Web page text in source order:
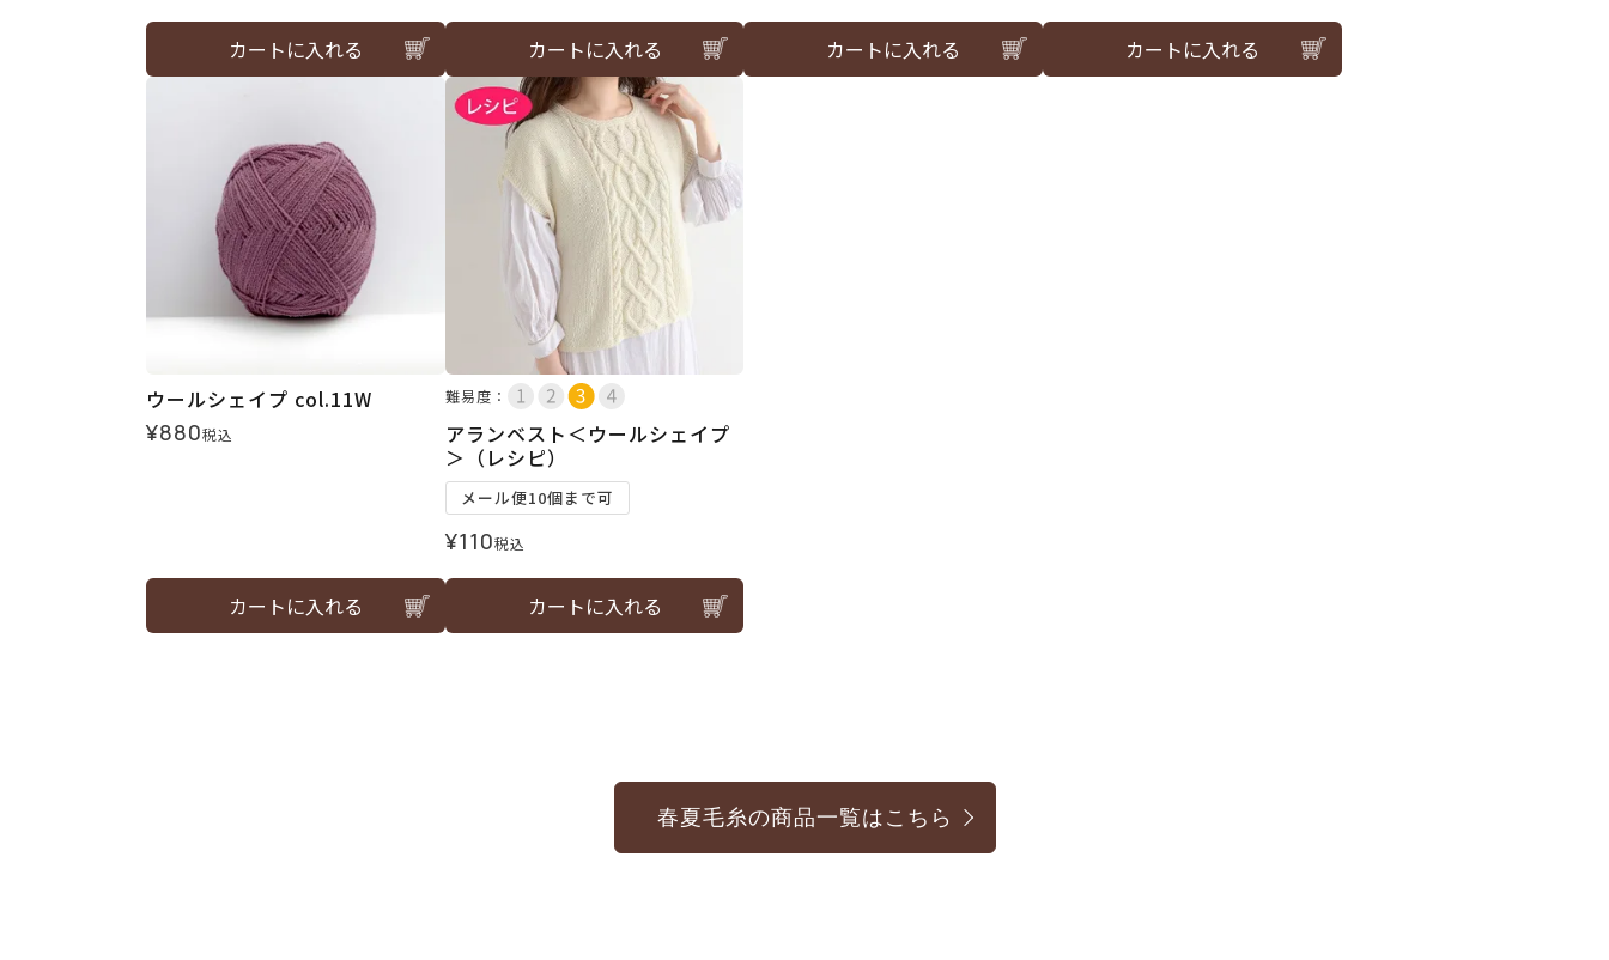
カートに入れる カートに入れる カートに入れる カートに入れる
ウールシェイプ col.11W
¥880税込
カートに入れる
難易度：
アランベスト＜ウールシェイプ
＞（レシピ）
メール便10個まで可
¥110税込
カートに入れる
春夏毛糸の商品一覧はこちら